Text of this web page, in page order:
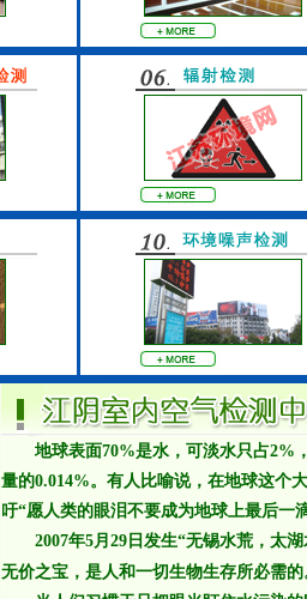
地球表面70%是水，可淡水只占2%
量的0.014%。有人比喻说，在地球这个
吁“愿人类的眼泪不要成为地球上最后一
2007年5月29日发生“无锡水荒，太湖
无价之宝，是人和一切生物生存所必需的